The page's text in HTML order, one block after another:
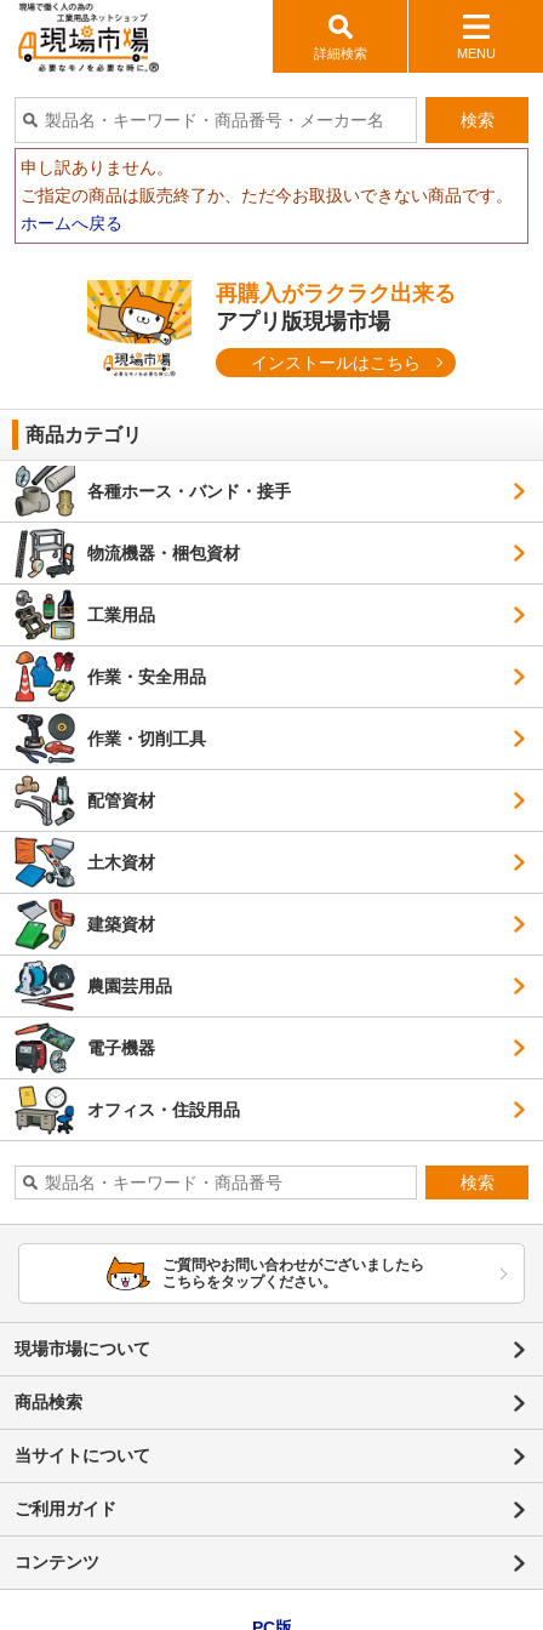
詳細検索 MENU
検索
申し訳ありません。
ご指定の商品は販売終了か、ただ今お取扱いできない商品です。
ホームへ戻る
再購入がラクラク出来る
アプリ版現場市場
インストールはこちら
商品カテゴリ
各種ホース・バンド・接手
物流機器・梱包資材
工業用品
作業・安全用品
作業・切削工具
配管資材
土木資材
建築資材
農園芸用品
電子機器
オフィス・住設用品
検索
ご質問やお問い合わせがございましたら
こちらをタップください。
現場市場について
商品検索
当サイトについて
ご利用ガイド
コンテンツ